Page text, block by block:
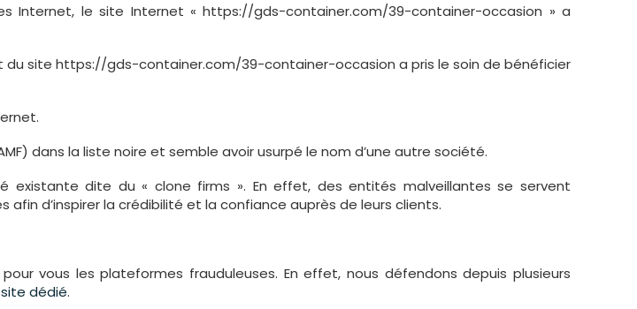
Internet, le site Internet « https://gds-container.com/39-container-occasion » a
du site https://gds-container.com/39-container-occasion a pris le soin de bénéficier
dans la liste noire et semble avoir usurpé le nom d’une autre société.
existante dite du « clone firms ». En effet, des entités malveillantes se servent
d’inspirer la crédibilité et la confiance auprès de leurs clients.
vous les plateformes frauduleuses. En effet, nous défendons depuis plusieurs
dédié.